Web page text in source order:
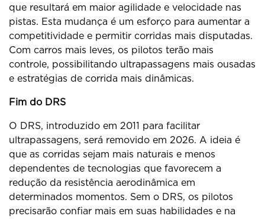
que resultará em maior agilidade e velocidade nas
pistas. Esta mudança é um esforço para aumentar a
competitividade e permitir corridas mais disputadas.
Com carros mais leves, os pilotos terão mais
controle, possibilitando ultrapassagens mais ousadas
e estratégias de corrida mais dinâmicas.
Fim do DRS
O DRS, introduzido em 2011 para facilitar
ultrapassagens, será removido em 2026. A ideia é
que as corridas sejam mais naturais e menos
dependentes de tecnologias que favorecem a
redução da resistência aerodinâmica em
determinados momentos. Sem o DRS, os pilotos
precisarão confiar mais em suas habilidades e na